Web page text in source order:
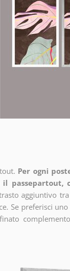
Per ogni
passepartout,
aggiuntivo
Se preferisci